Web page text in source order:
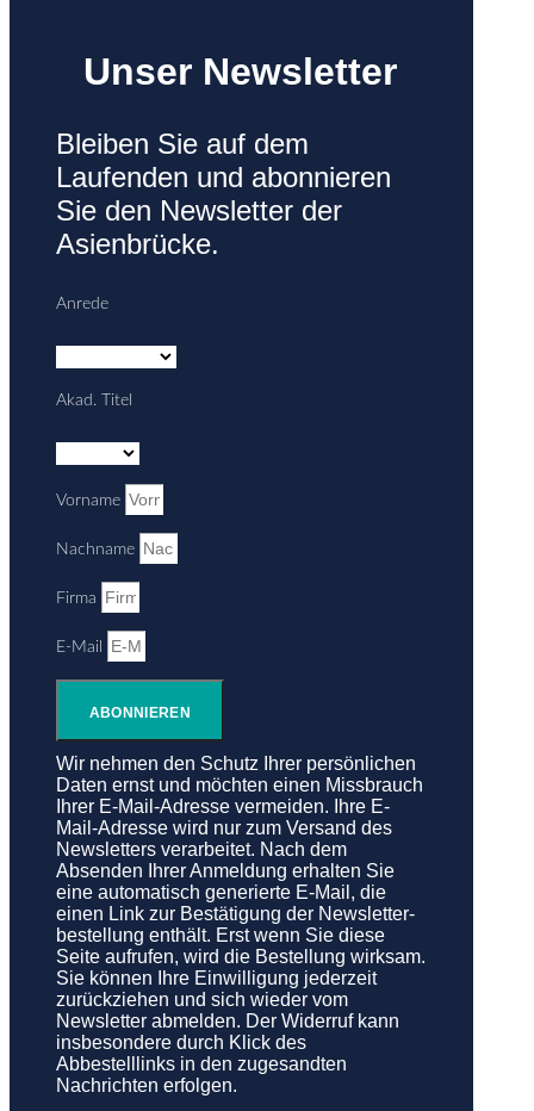
Unser Newsletter
Bleiben Sie auf dem
Laufenden und abonnieren
Sie den Newsletter der
Asienbrücke.
Anrede
Akad. Titel
Vorname
Nachname
Firma
E-Mail
ABONNIEREN
Wir nehmen den Schutz Ihrer persönlichen
Daten ernst und möchten einen Missbrauch
Ihrer E-Mail-Adresse vermeiden. Ihre E-
Mail-Adresse wird nur zum Versand des
Newsletters verarbeitet. Nach dem
Absenden Ihrer Anmeldung erhalten Sie
eine automatisch generierte E-Mail, die
einen Link zur Bestätigung der Newsletter­
bestellung enthält. Erst wenn Sie diese
Seite aufrufen, wird die Bestellung wirksam.
Sie können Ihre Ein­willi­gung jederzeit
zurückziehen und sich wieder vom
Newsletter abmelden. Der Widerruf kann
insbesondere durch Klick des
Abbestelllinks in den zugesandten
Nachrichten erfolgen.